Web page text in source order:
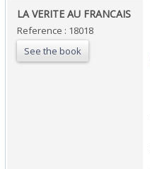
‎LA VERITE AU FRANCAIS‎
Reference : 18018
See the book